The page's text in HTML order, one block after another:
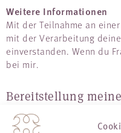
Weitere Informationen
Mit der Teilnahme an
mit der Verarbeitung
einverstanden. Wenn du
bei mir.
Bereitstellung
Cloud